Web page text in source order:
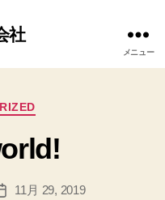
社
メニュー
11月 29, 2019